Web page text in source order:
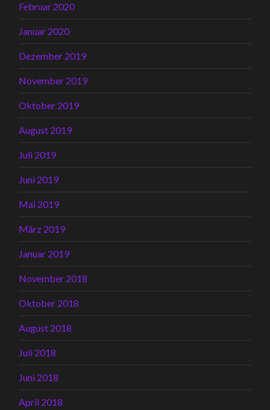
Februar 2020
Januar 2020
Dezember 2019
November 2019
Oktober 2019
August 2019
Juli 2019
Juni 2019
Mai 2019
März 2019
Januar 2019
November 2018
Oktober 2018
August 2018
Juli 2018
Juni 2018
April 2018